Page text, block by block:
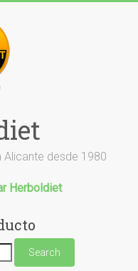
Alicante desde 1980
Herboldiet
Search